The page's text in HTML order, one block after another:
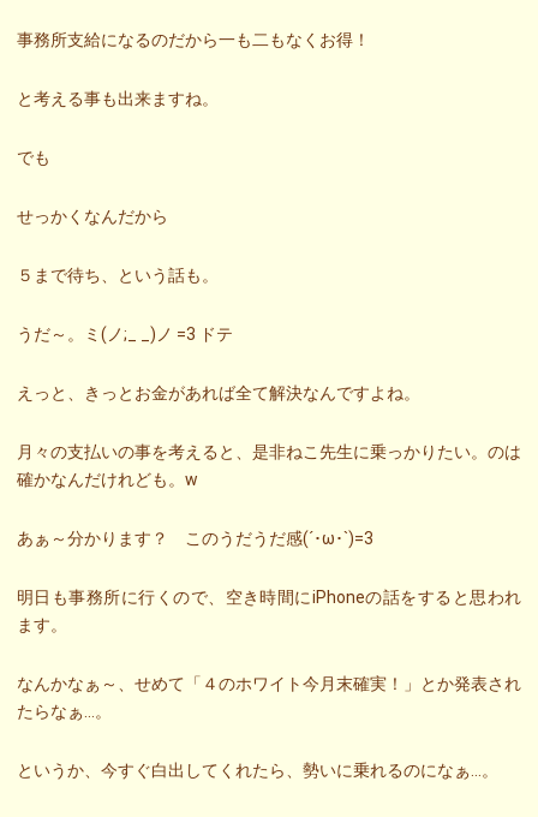
事務所支給になるのだから一も二もなくお得！
と考える事も出来ますね。
でも
せっかくなんだから
５まで待ち、という話も。
うだ～。ミ(ノ;_ _)ノ =3 ドテ
えっと、きっとお金があれば全て解決なんですよね。
月々の支払いの事を考えると、是非ねこ先生に乗っかりたい。のは
確かなんだけれども。w
あぁ～分かります？ このうだうだ感(´･ω･`)=3
明日も事務所に行くので、空き時間にiPhoneの話をすると思われ
ます。
なんかなぁ～、せめて「４のホワイト今月末確実！」とか発表され
たらなぁ…。
というか、今すぐ白出してくれたら、勢いに乗れるのになぁ…。